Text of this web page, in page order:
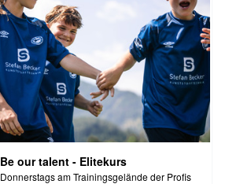
Be our talent - Elitekurs
Donnerstags am Trainingsgelände der Profis